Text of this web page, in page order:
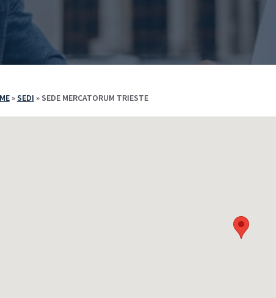
Come Iscriversi
PA 110 e Lode
30 e 60 CFU per l’Insegnamento
30 e 60 CFU per l’Insegnamento
»SEDI »SEDE MERCATORUM TRIESTE